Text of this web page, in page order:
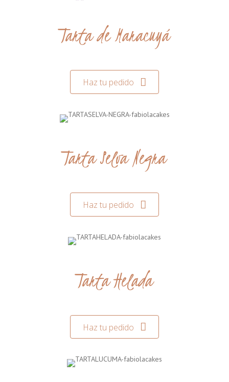
Tarta de Maracuyá
Haz tu pedido
Tarta Selva Negra
Haz tu pedido
Tarta Helada
Haz tu pedido